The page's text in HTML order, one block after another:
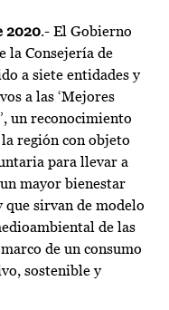
2020.- El Gobierno
la Consejería de
a siete entidades y
a las ‘Mejores
un reconocimiento
región con objeto
para llevar a
mayor bienestar
que sirvan de modelo
de las
de un consumo
sostenible y